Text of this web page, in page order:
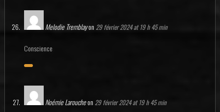
Melodie Tremblayon 29 février 2024 at 19 h 45 min
Conscience
Noémie Laroucheon 29 février 2024 at 19 h 45 min